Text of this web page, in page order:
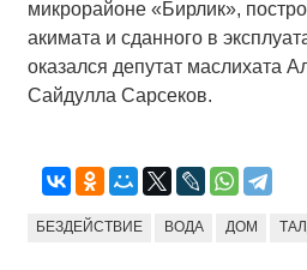
микрорайоне «Бирлик»,
акимата и сданного в
оказался депутат маслихата
Сайдулла Сарсеков.
БЕЗДЕЙСТВИЕ ВОДА ДОМ